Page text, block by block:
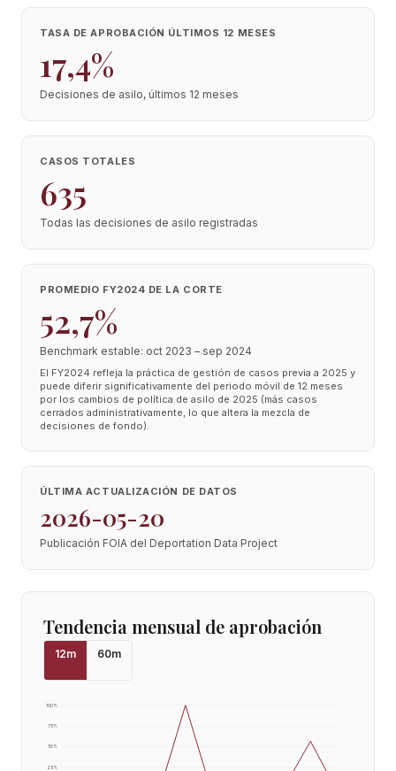
TASA DE APROBACIÓN ÚLTIMOS 12 MESES
17,4%
Decisiones de asilo, últimos 12 meses
CASOS TOTALES
635
Todas las decisiones de asilo registradas
PROMEDIO FY2024 DE LA CORTE
52,7%
Benchmark estable: oct 2023 – sep 2024
El FY2024 refleja la práctica de gestión de casos previa a 2025 y
puede diferir significativamente del periodo móvil de 12 meses
por los cambios de política de asilo de 2025 (más casos
cerrados administrativamente, lo que altera la mezcla de
decisiones de fondo).
ÚLTIMA ACTUALIZACIÓN DE DATOS
2026-05-20
Publicación FOIA del Deportation Data Project
Tendencia mensual de aprobación
12m 60m
25%
50%
75%
100%